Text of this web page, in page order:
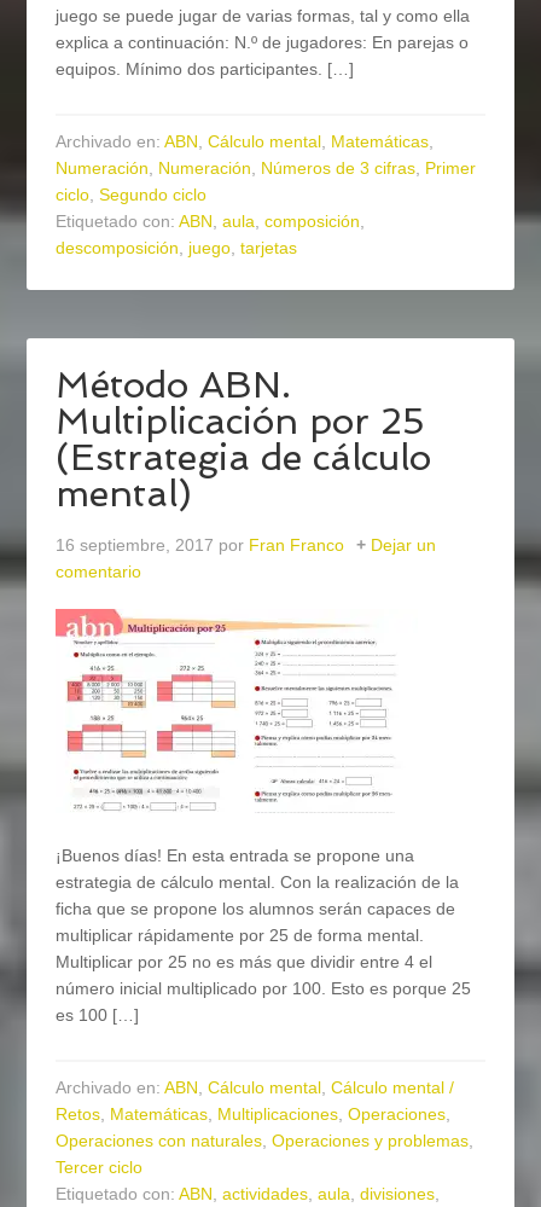
juego se puede jugar de varias formas, tal y como ella
explica a continuación: N.º de jugadores: En parejas o
equipos. Mínimo dos participantes. […]
Archivado en:ABN ,Cálculo mental Matemáticas
Numeración
Numeración Números de 3 cifras Primer
ciclo ,Segundo ciclo
Etiquetado con:ABN ,aula ,composición
descomposición
juego ,tarjetas
Método ABN.
Multiplicación por 25
(Estrategia de cálculo
mental)
16 septiembre, 2017 por Fran Franco
Dejar un
comentario
¡Buenos días! En esta entrada se propone una
estrategia de cálculo mental. Con la realización de la
ficha que se propone los alumnos serán capaces de
multiplicar rápidamente por 25 de forma mental.
Multiplicar por 25 no es más que dividir entre 4 el
número inicial multiplicado por 100. Esto es porque 25
es 100 […]
Archivado en:ABN ,Cálculo mental ,Cálculo mental /
Retos Matemáticas Multiplicaciones ,Operaciones
Operaciones con naturales ,Operaciones y problemas
Tercer ciclo
Etiquetado con:ABN ,actividades ,aula ,divisiones